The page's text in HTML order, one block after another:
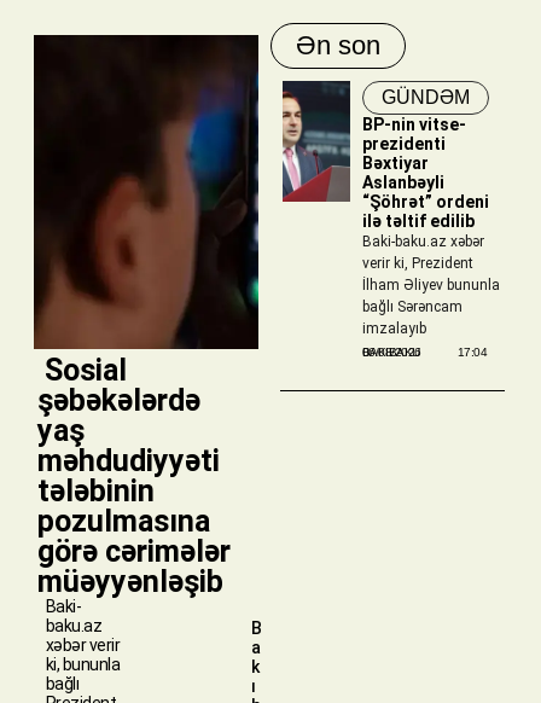
​ Sosial
şəbəkələrdə
yaş
məhdudiyyəti
tələbinin
pozulmasına
görə cərimələr
müəyyənləşib
Baki-
baku.az
xəbər verir
ki, bununla
bağlı
B
a
k
ı
Ən son
GÜNDƏM
BP-nin vitse-
prezidenti
Bəxtiyar
Aslanbəyli
“Şöhrət” ordeni
ilə təltif edilib
Baki-baku.az xəbər
verir ki, Prezident
İlham Əliyev bununla
bağlı Sərəncam
imzalayıb
BAKIBAKU
06/08/2026 17:04